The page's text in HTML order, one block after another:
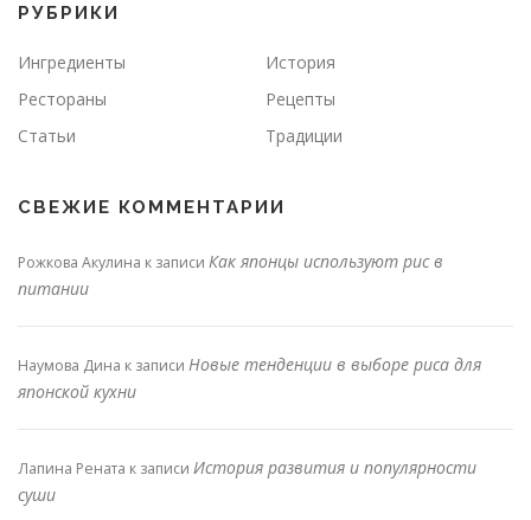
РУБРИКИ
Ингредиенты
История
Рестораны
Рецепты
Статьи
Традиции
СВЕЖИЕ КОММЕНТАРИИ
Рожкова Акулина к записи Как японцы используют рис в
питании
Наумова Дина к записи Новые тенденции в выборе риса для
японской кухни
Лапина Рената к записи История развития и популярности
суши